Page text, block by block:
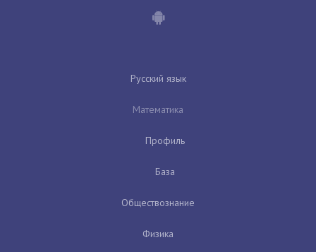
Русский язык
Математика
Профиль
База
Обществознание
Физика